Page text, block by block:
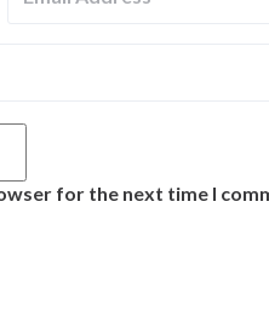
for the next time I